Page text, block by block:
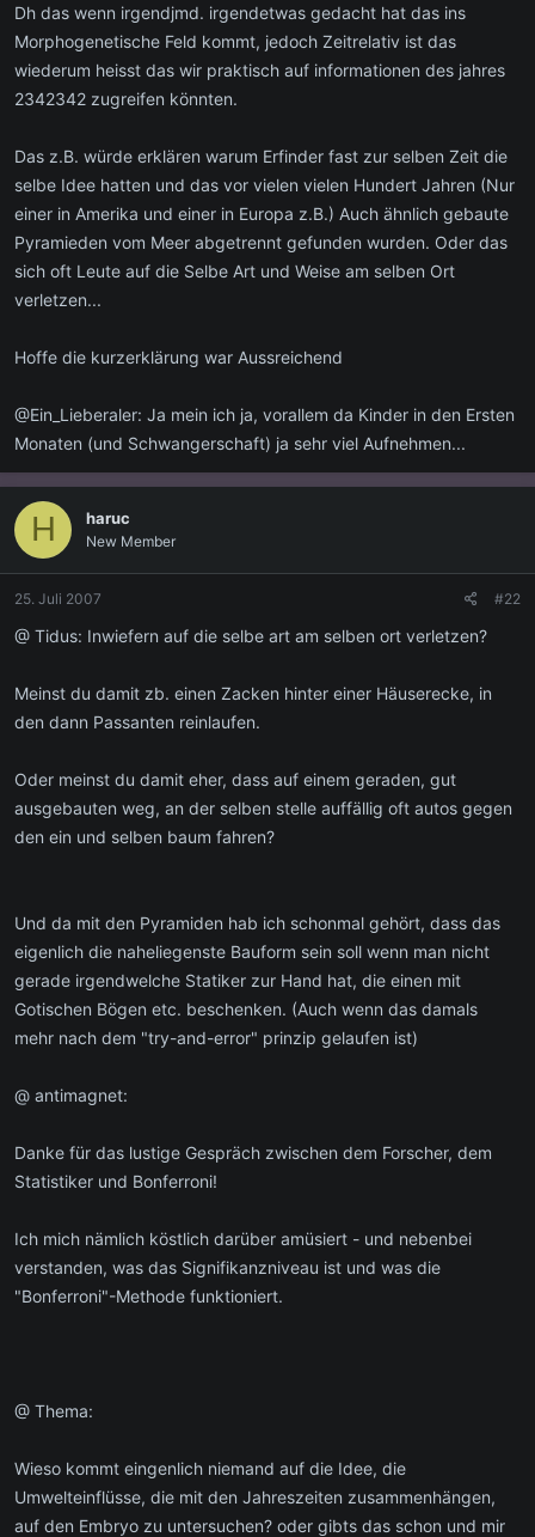
Dh das wenn irgendjmd. irgendetwas gedacht hat das ins
Morphogenetische Feld kommt, jedoch Zeitrelativ ist das
wiederum heisst das wir praktisch auf informationen des jahres
2342342 zugreifen könnten.
Das z.B. würde erklären warum Erfinder fast zur selben Zeit die
selbe Idee hatten und das vor vielen vielen Hundert Jahren (Nur
einer in Amerika und einer in Europa z.B.) Auch ähnlich gebaute
Pyramieden vom Meer abgetrennt gefunden wurden. Oder das
sich oft Leute auf die Selbe Art und Weise am selben Ort
verletzen...
Hoffe die kurzerklärung war Aussreichend
@Ein_Lieberaler: Ja mein ich ja, vorallem da Kinder in den Ersten
Monaten (und Schwangerschaft) ja sehr viel Aufnehmen...
H haruc
New Member
25. Juli 2007 #22
@ Tidus: Inwiefern auf die selbe art am selben ort verletzen?
Meinst du damit zb. einen Zacken hinter einer Häuserecke, in
den dann Passanten reinlaufen.
Oder meinst du damit eher, dass auf einem geraden, gut
ausgebauten weg, an der selben stelle auffällig oft autos gegen
den ein und selben baum fahren?
Und da mit den Pyramiden hab ich schonmal gehört, dass das
eigenlich die naheliegenste Bauform sein soll wenn man nicht
gerade irgendwelche Statiker zur Hand hat, die einen mit
Gotischen Bögen etc. beschenken. (Auch wenn das damals
mehr nach dem "try-and-error" prinzip gelaufen ist)
@ antimagnet:
Danke für das lustige Gespräch zwischen dem Forscher, dem
Statistiker und Bonferroni!
Ich mich nämlich köstlich darüber amüsiert - und nebenbei
verstanden, was das Signifikanzniveau ist und was die
"Bonferroni"-Methode funktioniert.
@ Thema:
Wieso kommt eingenlich niemand auf die Idee, die
Umwelteinflüsse, die mit den Jahreszeiten zusammenhängen,
auf den Embryo zu untersuchen? oder gibts das schon und mir